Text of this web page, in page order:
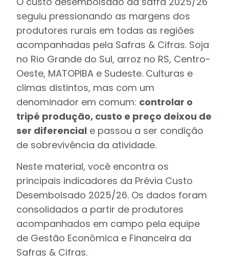
seguiu pressionando as margens dos
produtores rurais em todas as regiões
acompanhadas pela Safras & Cifras. Soja
no Rio Grande do Sul, arroz no RS, Centro-
Oeste, MATOPIBA e Sudeste. Culturas e
climas distintos, mas com um
denominador em comum: controlar o
tripé produção, custo e preço deixou de
ser diferencial e passou a ser condição
de sobrevivência da atividade.
Neste material, você encontra os
principais indicadores da Prévia Custo
Desembolsado 2025/26. Os dados foram
consolidados a partir de produtores
acompanhados em campo pela equipe
de Gestão Econômica e Financeira da
Safras & Cifras.